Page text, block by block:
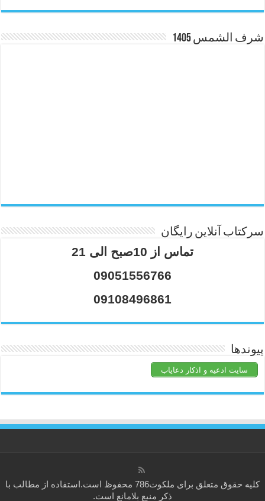
شرف الشمس 1405
سرکتاب آنلاین رایگان
تماس از 10صبح الی 21
09051556766
09108496861
پیوندها
سایت ادعیه و اذکار دعایاب
کلیه حقوق متعلق برای ملکوت786
محفوظ است.استفاده از مطالب با
ذکر منبع بلامانع است.